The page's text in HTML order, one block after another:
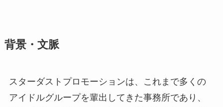
背景・文脈
スターダストプロモーションは、これまで多くの
アイドルグループを輩出してきた事務所であり、